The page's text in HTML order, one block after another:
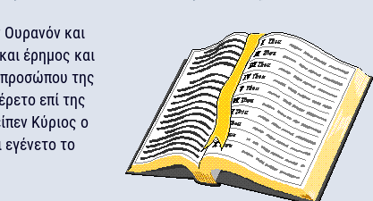
Ουρανόν και
έρημος και
προσώπου της
επί της
Κύριος ο
το